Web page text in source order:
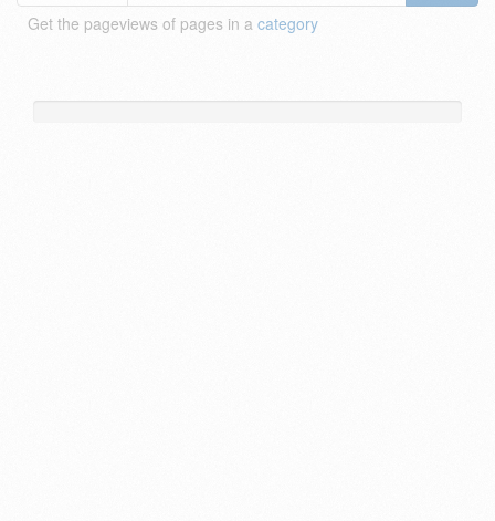
Get the pageviews of pages in a category